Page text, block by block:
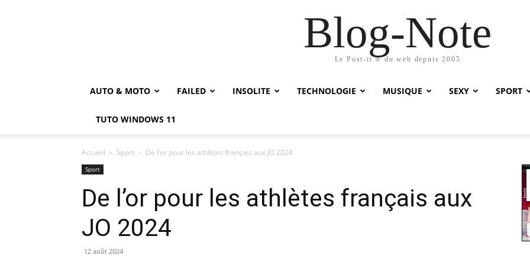
Blog-Note
Le Post-it ® du web depuis 2005
AUTO & MOTO FAILED INSOLITE TECHNOLOGIE MUSIQUE SEXY SPORT
TUTO WINDOWS 11
Accueil Sport De l’or pour les athlètes français aux JO 2024
Sport
De l’or pour les athlètes français aux
JO 2024
12 août 2024